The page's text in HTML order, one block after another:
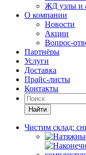
ЖД узлы и
О компании
Новости
Акции
Вопрос-
Партнёры
Услуги
Доставка
Прайс-листы
Контакты
Найти
Чистим склад: